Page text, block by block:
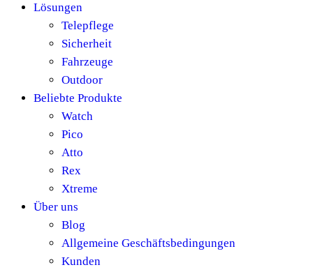
Lösungen
Telepflege
Sicherheit
Fahrzeuge
Outdoor
Beliebte Produkte
Watch
Pico
Atto
Rex
Xtreme
Über uns
Blog
Allgemeine Geschäftsbedingungen
Kunden